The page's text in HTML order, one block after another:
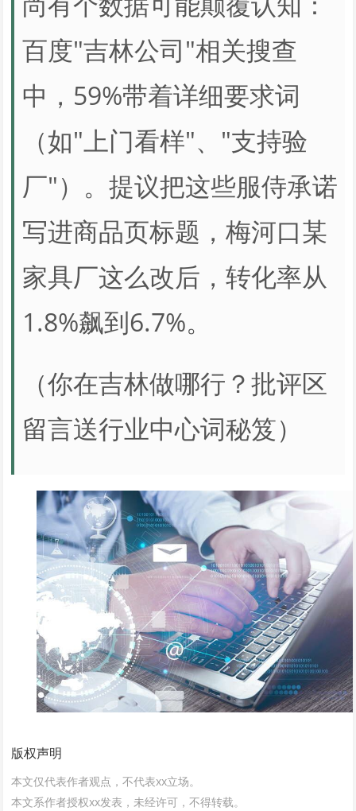
百度"吉林公司"相关搜查
中，59%带着详细要求词
（如"上门看样"、"支持验
厂"）。提议把这些服侍承诺
写进商品页标题，梅河口某
家具厂这么改后，转化率从
1.8%飙到6.7%。
（你在吉林做哪行？批评区
留言送行业中心词秘笈）
版权声明
本文仅代表作者观点，不代表xx立场。
本文系作者授权xx发表，未经许可，不得转载。